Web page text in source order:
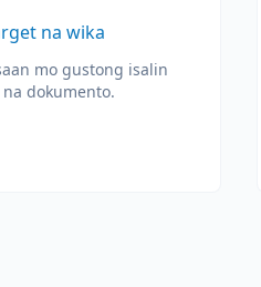
na wika
mo gustong isalin
dokumento.